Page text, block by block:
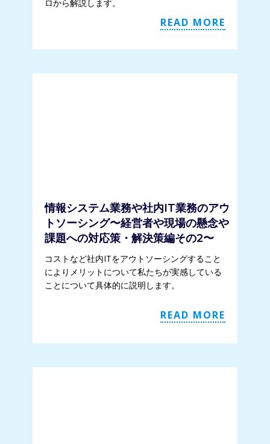
ロから解説します。
READ MORE
情報システム業務や社内IT業務のアウ
トソーシング〜経営者や現場の懸念や
課題への対応策・解決策編その2〜
コストなど社内ITをアウトソーシングすること
によりメリットについて私たちが実感している
ことについて具体的に説明します。
READ MORE